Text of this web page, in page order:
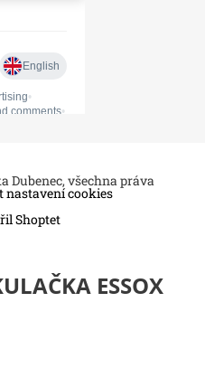
Dubenec, všechna práva
nastavení cookies
Shoptet
ESSOX